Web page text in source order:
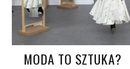
MODA TO SZTUKA?